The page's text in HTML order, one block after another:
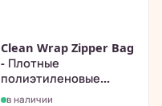
Clean Wrap Zipper Bag
- Плотные
полиэтиленовые...
в наличии